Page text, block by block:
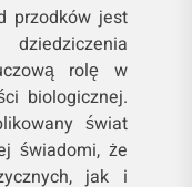
przodków jest
rolę w
biologicznej.
świat
świadomi, że
jak i